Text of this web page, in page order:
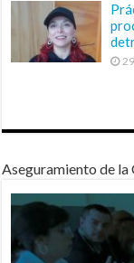
Aseguramiento de la